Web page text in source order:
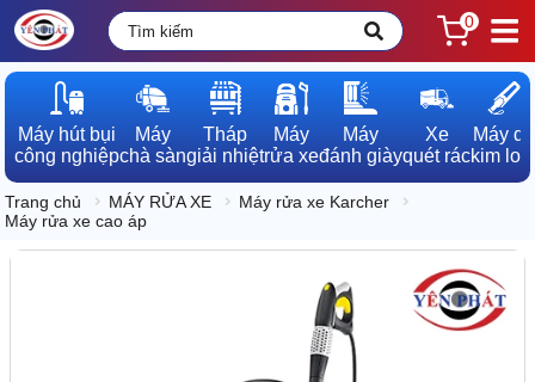
0
Máy hút bụi
công nghiệp
Máy
chà sàn
Tháp
giải nhiệt
Máy
rửa xe
Máy
đánh giày
Xe
quét rác
Máy dò
kim loại
Trang chủ MÁY RỬA XE
Máy rửa xe Karcher
Máy rửa xe cao áp